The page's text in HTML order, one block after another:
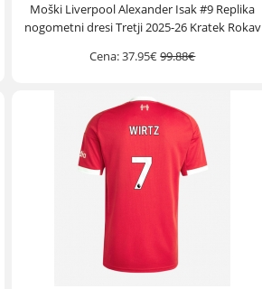
Moški Liverpool Alexander Isak #9 Replika
nogometni dresi Tretji 2025-26 Kratek Rokav
Cena:37.95€99.88€